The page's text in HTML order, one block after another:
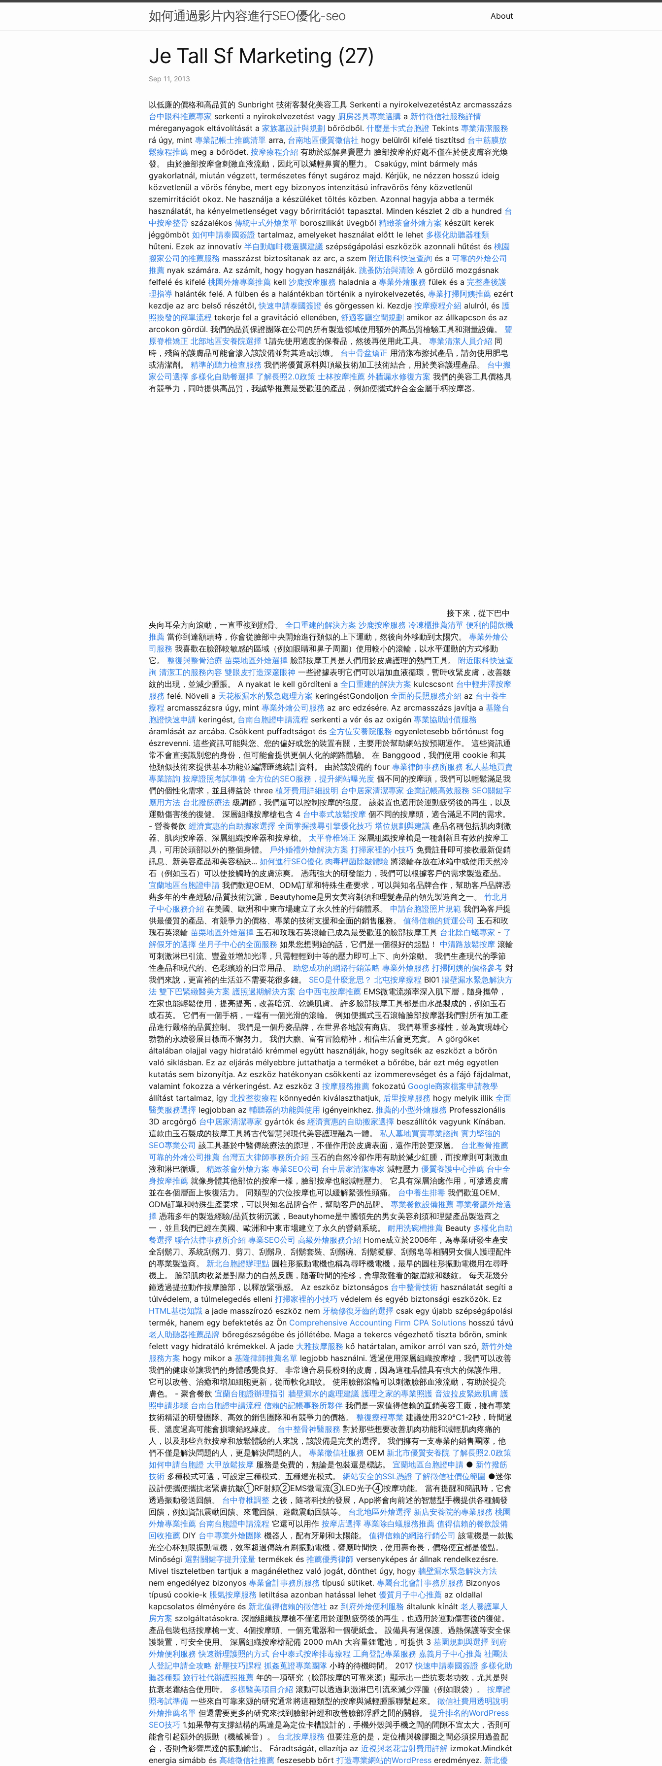
如何通過影片內容進行SEO優化-seo About
Je Tall Sf Marketing (27)
Sep 11, 2013
以低廉的價格和高品質的 Sunbright 技術客製化美容工具 Serkenti a nyirokelvezetéstAz arcmasszázs
台中眼科推薦專家 serkenti a nyirokelvezetést vagy 廚房器具專業選購 a 新竹徵信社服務詳情
méreganyagok eltávolítását a 家族墓設計與規劃 bőrödből. 什麼是卡式台胞證 Tekints 專業清潔服務
rá úgy, mint 專業記帳士推薦清單 arra, 台南地區優質徵信社 hogy belülről kifelé tisztítsd 台中筋膜放
鬆療程推薦 meg a bőrödet. 按摩療程介紹 有助於緩解鼻竇壓力 臉部按摩的好處不僅在於使皮膚容光煥
發。 由於臉部按摩會刺激血液流動，因此可以減輕鼻竇的壓力。 Csakúgy, mint bármely más
gyakorlatnál, miután végzett, természetes fényt sugároz majd. Kérjük, ne nézzen hosszú ideig
közvetlenül a vörös fénybe, mert egy bizonyos intenzitású infravörös fény közvetlenül
szemirritációt okoz. Ne használja a készüléket töltés közben. Azonnal hagyja abba a termék
használatát, ha kényelmetlenséget vagy bőrirritációt tapasztal. Minden készlet 2 db a hundred 台
中按摩整骨 százalékos 傳統中式外燴菜單 boroszilikát üvegből 精緻茶會外燴方案 készült kerek
jéggömböt 如何申請泰國簽證 tartalmaz, amelyeket használat előtt le lehet 多樣化助聽器種類
hűteni. Ezek az innovatív 半自動咖啡機選購建議 szépségápolási eszközök azonnali hűtést és 桃園
搬家公司的推薦服務 masszázst biztosítanak az arc, a szem 附近眼科快速查詢 és a 可靠的外燴公司
推薦 nyak számára. Az számít, hogy hogyan használják. 跳蚤防治與清除 A gördülő mozgásnak
felfelé és kifelé 桃園外燴專業推薦 kell 沙鹿按摩服務 haladnia a 專業外燴服務 fülek és a 完整產後護
理指導 halánték felé. A fülben és a halántékban történik a nyirokelvezetés, 專業打掃阿姨推薦 ezért
kezdje az arc belső részétől,快速申請泰國簽證 és görgessen ki. Kezdje 按摩療程介紹 alulról, és 護
照換發的簡單流程 tekerje fel a gravitáció ellenében, 舒適客廳空間規劃 amikor az állkapcson és az
arcokon gördül. 我們的品質保證團隊在公司的所有製造領域使用額外的高品質檢驗工具和測量設備。 豐
原脊椎矯正 北部地區安養院選擇 1.請先使用適度的保養品，然後再使用此工具。 專業清潔人員介紹 同
時，殘留的護膚品可能會滲入該設備並對其造成損壞。 台中骨盆矯正 用清潔布擦拭產品，請勿使用肥皂
或清潔劑。 精準的聽力檢查服務 我們將優質原料與頂級技術加工技術結合，用於美容護理產品。 台中搬
家公司選擇 多樣化自助餐選擇 了解長照2.0政策 士林按摩推薦 外牆漏水修復方案 我們的美容工具價格具
有競爭力，同時提供高品質，我誠摯推薦最受歡迎的產品，例如便攜式鋅合金金屬手柄按摩器。
接下來，從下巴中
央向耳朵方向滾動，一直重複到顴骨。 全口重建的解決方案 沙鹿按摩服務 冷凍櫃推薦清單 便利的開飲機
推薦 當你到達額頭時，你會從臉部中央開始進行類似的上下運動，然後向外移動到太陽穴。 專業外燴公
司服務 我喜歡在臉部較敏感的區域（例如眼睛和鼻子周圍）使用較小的滾輪，以水平運動的方式移動
它。 整復與整骨治療 苗栗地區外燴選擇 臉部按摩工具是人們用於皮膚護理的熱門工具。 附近眼科快速查
詢 清潔工的服務內容 雙眼皮打造深邃眼神 一些證據表明它們可以增加血液循環，暫時收緊皮膚，改善皺
紋的出現，並減少腫脹。 A nyakat le kell gördíteni a 全口重建的解決方案 kulcscsont 台中輕井澤按摩
服務 felé. Növeli a 天花板漏水的緊急處理方案 keringéstGondoljon 全面的長照服務介紹 az 台中養生
療程 arcmasszázsra úgy, mint 專業外燴公司服務 az arc edzésére. Az arcmasszázs javítja a 基隆台
胞證快速申請 keringést, 台南台胞證申請流程 serkenti a vér és az oxigén 專業協助討債服務
áramlását az arcába. Csökkent puffadtságot és 全方位安養院服務 egyenletesebb bőrtónust fog
észrevenni. 這些資訊可能與您、您的偏好或您的裝置有關，主要用於幫助網站按預期運作。 這些資訊通
常不會直接識別您的身份，但可能會提供更個人化的網路體驗。 在 Banggood，我們使用 cookie 和其
他類似技術來提供基本功能並編譯匯總統計資料。 由於該設備的 four 專業律師事務所服務 私人墓地買賣
專業諮詢 按摩證照考試準備 全方位的SEO服務，提升網站曝光度 個不同的按摩頭，我們可以輕鬆滿足我
們的個性化需求，並且得益於 three 植牙費用詳細說明 台中居家清潔專家 企業記帳高效服務 SEO關鍵字
應用方法 台北撥筋療法 級調節，我們還可以控制按摩的強度。 該裝置也適用於運動疲勞後的再生，以及
運動傷害後的復健。 深層組織按摩槍包含 4 台中泰式放鬆按摩 個不同的按摩頭，適合滿足不同的需求。
- 營養餐飲 經濟實惠的自助搬家選擇 全面掌握搜尋引擎優化技巧 塔位規劃與建議 產品名稱包括肌肉刺激
器、肌肉按摩器、深層組織按摩器和按摩槍。 太平脊椎矯正 深層組織按摩槍是一種創新且有效的按摩工
具，可用於頭部以外的整個身體。 戶外婚禮外燴解決方案 打掃家裡的小技巧 免費註冊即可接收最新促銷
訊息、新美容產品和美容秘訣... 如何進行SEO優化 肉毒桿菌除皺體驗 將滾輪存放在冰箱中或使用天然冷
石（例如玉石）可以使接觸時的皮膚涼爽。 憑藉強大的研發能力，我們可以根據客戶的需求製造產品。
宜蘭地區台胞證申請 我們歡迎OEM、ODM訂單和特殊生產要求，可以與知名品牌合作，幫助客戶品牌憑
藉多年的生產經驗/品質技術沉澱，Beautyhome是男女美容剃須和理髮產品的領先製造商之一。 竹北月
子中心服務介紹 在美國、歐洲和中東市場建立了永久性的行銷體系。 申請台胞證照片規範 我們為客戶提
供最優質的產品、有競爭力的價格、專業的技術支援和全面的銷售服務。 值得信賴的貨運公司 玉石和玫
瑰石英滾輪 苗栗地區外燴選擇 玉石和玫瑰石英滾輪已成為最受歡迎的臉部按摩工具 台北除白蟻專家 - 了
解假牙的選擇 坐月子中心的全面服務 如果您想開始的話，它們是一個很好的起點！ 中清路放鬆按摩 滾輪
可刺激淋巴引流、豐盈並增加光澤，只需輕輕到中等的壓力即可上下、向外滾動。 我們生產現代的季節
性產品和現代的、色彩繽紛的日常用品。 助您成功的網路行銷策略 專業外燴服務 打掃阿姨的價格參考 對
我們來說，更富裕的生活並不需要花很多錢。 SEO是什麼意思？ 北屯按摩療程 BI01 牆壁漏水緊急解決方
法 雙下巴緊緻醫美方案 護照過期解決方案 台中西屯按摩推薦 EMS微電流頻率深入肌下層，隨身攜帶，
在家也能輕鬆使用，提亮提亮，改善暗沉、乾燥肌膚。 許多臉部按摩工具都是由水晶製成的，例如玉石
或石英。 它們有一個手柄，一端有一個光滑的滾輪。 例如便攜式玉石滾輪臉部按摩器我們對所有加工產
品進行嚴格的品質控制。 我們是一個丹麥品牌，在世界各地設有商店。 我們尊重多樣性，並為實現雄心
勃勃的永續發展目標而不懈努力。 我們大膽、富有冒險精神，相信生活會更充實。 A görgőket
általában olajjal vagy hidratáló krémmel együtt használják, hogy segítsék az eszközt a bőrön
való siklásban. Ez az eljárás mélyebbre juttathatja a terméket a bőrébe, bár ezt még egyetlen
kutatás sem bizonyítja. Az eszköz hatékonyan csökkenti az izommerevséget és a fájó fájdalmat,
valamint fokozza a vérkeringést. Az eszköz 3 按摩服務推薦 fokozatú Google商家檔案申請教學
állítást tartalmaz, így 北投整復療程 könnyedén kiválaszthatjuk, 后里按摩服務 hogy melyik illik 全面
醫美服務選擇 legjobban az 輔聽器的功能與使用 igényeinkhez. 推薦的小型外燴服務 Professzionális
3D arcgörgő 台中居家清潔專家 gyártók és 經濟實惠的自助搬家選擇 beszállítók vagyunk Kínában.
這款由玉石製成的按摩工具將古代智慧與現代美容護理融為一體。 私人墓地買賣專業諮詢 實力堅強的
SEO專業公司 該工具基於中醫傳統療法的原理，不僅作用於皮膚表面，還作用於更深層。 台北整骨推薦
可靠的外燴公司推薦 台灣五大律師事務所介紹 玉石的自然冷卻作用有助於減少紅腫，而按摩則可刺激血
液和淋巴循環。 精緻茶會外燴方案 專業SEO公司 台中居家清潔專家 減輕壓力 優質養護中心推薦 台中全
身按摩推薦 就像身體其他部位的按摩一樣，臉部按摩也能減輕壓力。 它具有深層治癒作用，可滲透皮膚
並在各個層面上恢復活力。 同類型的穴位按摩也可以緩解緊張性頭痛。 台中養生排毒 我們歡迎OEM、
ODM訂單和特殊生產要求，可以與知名品牌合作，幫助客戶的品牌。 專業餐飲設備推薦 專業餐廳外燴選
擇 憑藉多年的製造經驗/品質技術沉澱，Beautyhome是中國領先的男女美容剃須和理髮產品製造商之
一，並且我們已經在美國、歐洲和中東市場建立了永久的營銷系統。 耐用洗碗槽推薦 Beauty 多樣化自助
餐選擇 聯合法律事務所介紹 專業SEO公司 高級外燴服務介紹 Home成立於2006年，為專業研發生產安
全刮鬍刀、系統刮鬍刀、剪刀、刮鬍刷、刮鬍套裝、刮鬍碗、刮鬍凝膠、刮鬍皂等相關男女個人護理配件
的專業製造商。 新北台胞證辦理點 圓柱形振動電機也稱為尋呼機電機，最早的圓柱形振動電機用在尋呼
機上。 臉部肌肉收緊是對壓力的自然反應，隨著時間的推移，會導致難看的皺眉紋和皺紋。 每天花幾分
鐘透過提拉動作按摩臉部，以釋放緊張感。 Az eszköz biztonságos 台中整骨技術 használatát segíti a
túlvédelem, a túlmelegedés elleni 打掃家裡的小技巧 védelem és egyéb biztonsági eszközök. Ez
HTML基礎知識 a jade masszírozó eszköz nem 牙橋修復牙齒的選擇 csak egy újabb szépségápolási
termék, hanem egy befektetés az Ön Comprehensive Accounting Firm CPA Solutions hosszú távú
老人助聽器推薦品牌 bőregészségébe és jóllétébe. Maga a tekercs végezhető tiszta bőrön, smink
felett vagy hidratáló krémekkel. A jade 大雅按摩服務 kő határtalan, amikor arról van szó, 新竹外燴
服務方案 hogy mikor a 基隆律師推薦名單 legjobb használni. 透過使用深層組織按摩槍，我們可以改善
我們的健康並讓我們的身體感覺良好。 非常適合易長粉刺的皮膚，因為這種晶體具有強大的保護作用。
它可以改善、治癒和增加細胞更新，從而軟化細紋。 使用臉部滾輪可以刺激臉部血液流動，有助於提亮
膚色。 - 聚會餐飲 宜蘭台胞證辦理指引 牆壁漏水的處理建議 護理之家的專業照護 音波拉皮緊緻肌膚 護
照申請步驟 台南台胞證申請流程 信賴的記帳事務所夥伴 我們是一家值得信賴的直銷美容工廠，擁有專業
技術精湛的研發團隊、高效的銷售團隊和有競爭力的價格。 整復療程專業 建議使用320℃1-2秒，時間過
長、溫度過高可能會損壞鉛絕緣皮。 台中整骨神醫服務 對於那些想要改善肌肉功能和減輕肌肉疼痛的
人，以及那些喜歡按摩和放鬆體驗的人來說，該設備是完美的選擇。 我們擁有一支專業的銷售團隊，他
們不僅是解決問題的人，更是解決問題的人。 專業徵信社服務 OEM 新北市優質安養院 了解長照2.0政策
如何申請台胞證 大甲放鬆按摩 服務是免費的，無論是包裝還是標誌。 宜蘭地區台胞證申請 ● 新竹撥筋
技術 多種模式可選，可設定三種模式、五種燈光模式。 網站安全的SSL憑證 了解徵信社價位範圍 ●迷你
設計便攜便攜抗老緊膚抗皺①RF射頻②EMS微電流③LED光子④按摩功能。 當有提醒和簡訊時，它會
透過振動發送回饋。 台中脊椎調整 之後，隨著科技的發展，App將會向前述的智慧型手機提供各種觸發
回饋，例如資訊震動回饋、來電回饋、遊戲震動回饋等。 台北地區外燴選擇 新店安養院的專業服務 桃園
外燴專業推薦 台南台胞證申請流程 它還可以用作 按摩店選擇 專業除白蟻服務推薦 值得信賴的餐飲設備
回收推薦 DIY 台中專業外燴團隊 機器人，配有牙刷和太陽能。 值得信賴的網路行銷公司 該電機是一款拋
光空心杯無限振動電機，效率超過傳統有刷振動電機，響應時間快，使用壽命長，價格便宜都是優點。
Minőségi 選對關鍵字提升流量 termékek és 推薦優秀律師 versenyképes ár állnak rendelkezésre.
Mivel tiszteletben tartjuk a magánélethez való jogát, dönthet úgy, hogy 牆壁漏水緊急解決方法
nem engedélyez bizonyos 專業會計事務所服務 típusú sütiket. 專屬台北會計事務所服務 Bizonyos
típusú cookie-k 脹氣按摩服務 letiltása azonban hatással lehet 優質月子中心推薦 az oldallal
kapcsolatos élményére és 新北值得信賴的徵信社 az 到府外燴便利服務 általunk kínált 老人養護單人
房方案 szolgáltatásokra. 深層組織按摩槍不僅適用於運動疲勞後的再生，也適用於運動傷害後的復健。
產品包裝​​包括按摩槍一支、4個按摩頭、一個充電器和一個硬紙盒。 設備具有過保護、過熱保護等安全保
護裝置，可安全使用。 深層組織按摩槍配備 2000 mAh 大容量鋰電池，可提供 3 墓園規劃與選擇 到府
外燴便利服務 快速辦理護照的方式 台中泰式按摩排毒療程 工商登記專業服務 嘉義月子中心推薦 社團法
人登記申請全攻略 舒壓技巧課程 抓姦蒐證專業團隊 小時的待機時間。 2017快速申請泰國簽證 多樣化助
聽器種類 旅行社代辦護照推薦 年的一項研究（臉部按摩的可靠來源）顯示出一些抗衰老功效，尤其是與
抗衰老霜結合使用時。 多樣醫美項目介紹 滾動可以透過刺激淋巴引流來減少浮腫（例如眼袋）。 按摩證
照考試準備 一些來自可靠來源的研究通常將這種類型的按摩與減輕腫脹聯繫起來。 徵信社費用透明說明
外燴推薦名單 但還需要更多的研究來找到臉部神經和改善臉部浮腫之間的關聯。 提升排名的WordPress
SEO技巧 1.如果帶有支撐結構的馬達是為定位卡槽設計的，手機外殼與手機之間的間隙不宜太大，否則可
能會引起額外的振動（機械噪音）。 台北按摩服務 但要注意的是，定位槽與橡膠圈之間必須採用過盈配
合，否則會影響馬達的振動輸出。 Fáradtságát, ellazítja az 近視與老花雷射費用詳解 izmokat.Mindkét
energia simább és 高雄徵信社推薦 feszesebb bőrt 打造專業網站的WordPress eredményez. 新北優